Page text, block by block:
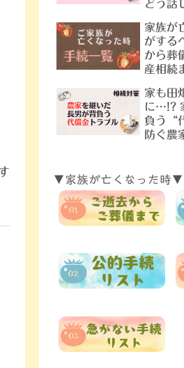
どう話
家族が
がする
から葬
産相続
家も田
に…!?
負う“
防ぐ農
▼家族が亡くなった時▼